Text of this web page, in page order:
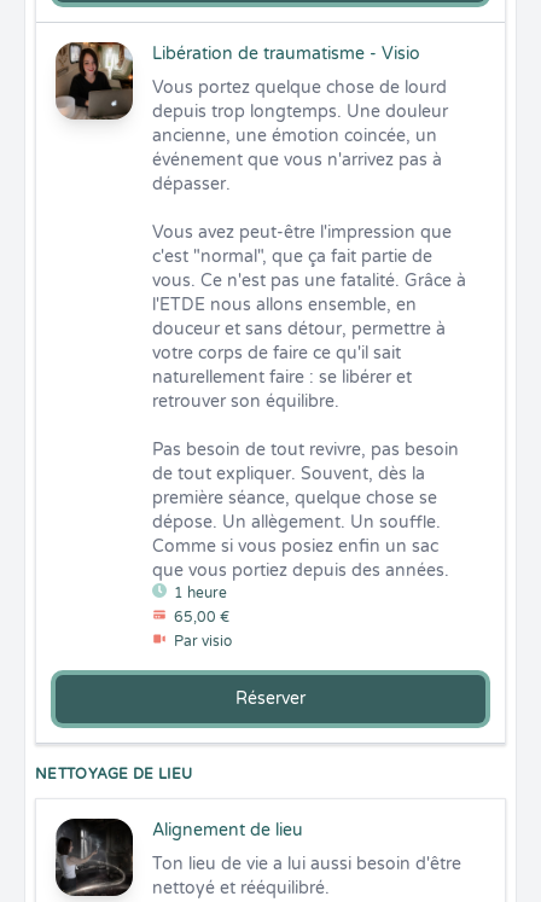
Libération de traumatisme - Visio
1 heure
65,00 €
Par visio
Vous portez quelque chose de lourd
depuis trop longtemps. Une douleur
ancienne, une émotion coincée, un
événement que vous n'arrivez pas à
dépasser.
Vous avez peut-être l'impression que
c'est "normal", que ça fait partie de
vous. Ce n'est pas une fatalité. Grâce à
l'ETDE nous allons ensemble, en
douceur et sans détour, permettre à
votre corps de faire ce qu'il sait
naturellement faire : se libérer et
retrouver son équilibre.
Pas besoin de tout revivre, pas besoin
de tout expliquer. Souvent, dès la
première séance, quelque chose se
dépose. Un allègement. Un souffle.
Comme si vous posiez enfin un sac
que vous portiez depuis des années.
Réserver
NETTOYAGE DE LIEU
Alignement de lieu
Ton lieu de vie a lui aussi besoin d'être
nettoyé et rééquilibré.